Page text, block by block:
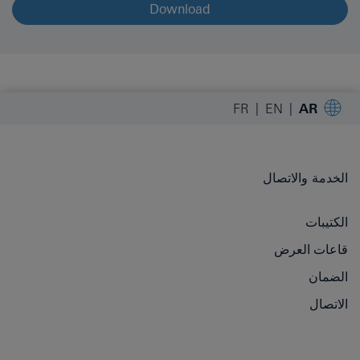
Download
AR
EN
FR
الخدمة والاتصال
الكتيبات
قاعات العرض
الضمان
الاتصال